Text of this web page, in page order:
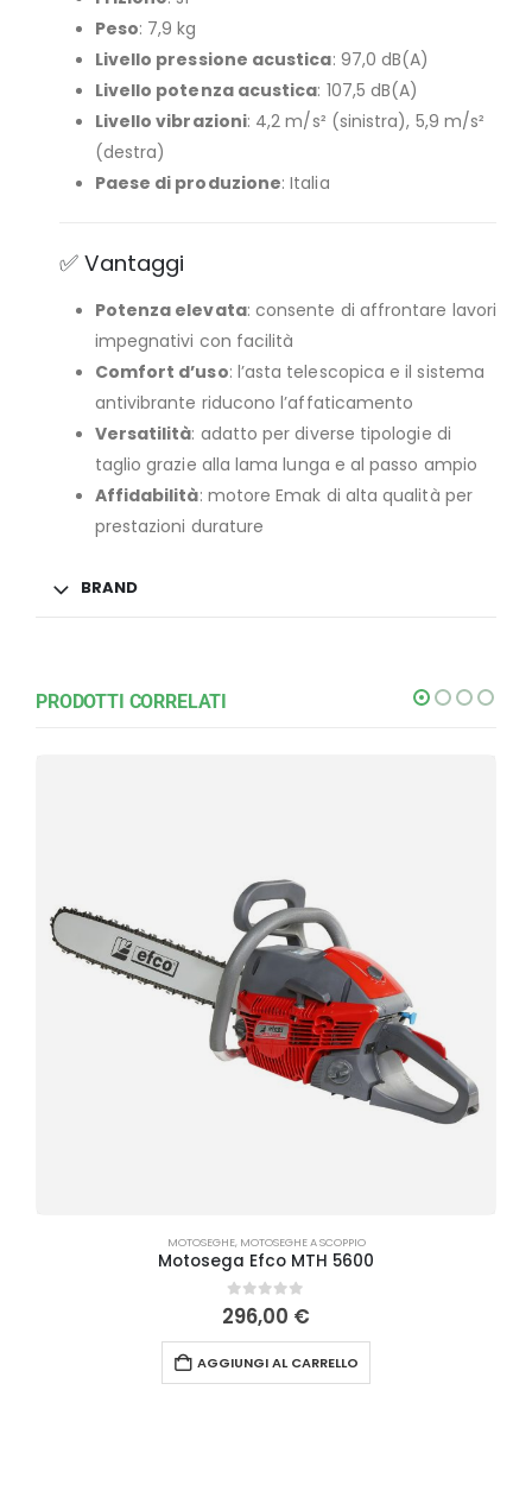
Peso: 7,9 kg
Livello pressione acustica: 97,0 dB(A)
Livello potenza acustica: 107,5 dB(A)
Livello vibrazioni: 4,2 m/s² (sinistra), 5,9 m/s²
(destra)
Paese di produzione: Italia
✅ Vantaggi
Potenza elevata: consente di affrontare lavori
impegnativi con facilità
Comfort d’uso: l’asta telescopica e il sistema
antivibrante riducono l’affaticamento
Versatilità: adatto per diverse tipologie di
taglio grazie alla lama lunga e al passo ampio
Affidabilità: motore Emak di alta qualità per
prestazioni durature
BRAND
PRODOTTI CORRELATI
MOTOSEGHE, MOTOSEGHE A SCOPPIO
Motosega Efco MTH 5600
0Su 5
296,00 €
AGGIUNGI AL CARRELLO